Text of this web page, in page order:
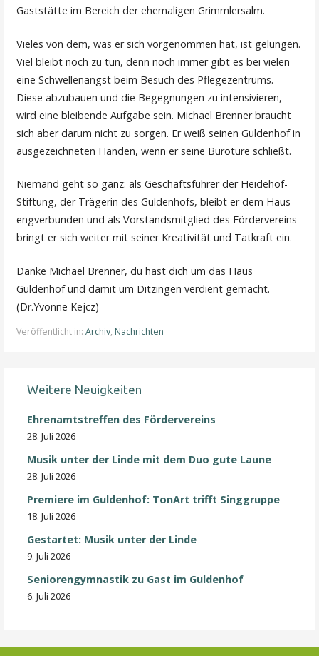
Gaststätte im Bereich der ehemaligen Grimmlersalm.
Vieles von dem, was er sich vorgenommen hat, ist gelungen.
Viel bleibt noch zu tun, denn noch immer gibt es bei vielen
eine Schwellenangst beim Besuch des Pflegezentrums.
Diese abzubauen und die Begegnungen zu intensivieren,
wird eine bleibende Aufgabe sein. Michael Brenner braucht
sich aber darum nicht zu sorgen. Er weiß seinen Guldenhof in
ausgezeichneten Händen, wenn er seine Bürotüre schließt.
Niemand geht so ganz: als Geschäftsführer der Heidehof-
Stiftung, der Trägerin des Guldenhofs, bleibt er dem Haus
engverbunden und als Vorstandsmitglied des Fördervereins
bringt er sich weiter mit seiner Kreativität und Tatkraft ein.
Danke Michael Brenner, du hast dich um das Haus
Guldenhof und damit um Ditzingen verdient gemacht.
(Dr.Yvonne Kejcz)
Veröffentlicht in:Archiv, Nachrichten
Weitere Neuigkeiten
Ehrenamtstreffen des Fördervereins
28. Juli 2026
Musik unter der Linde mit dem Duo gute Laune
28. Juli 2026
Premiere im Guldenhof: TonArt trifft Singgruppe
18. Juli 2026
Gestartet: Musik unter der Linde
9. Juli 2026
Seniorengymnastik zu Gast im Guldenhof
6. Juli 2026